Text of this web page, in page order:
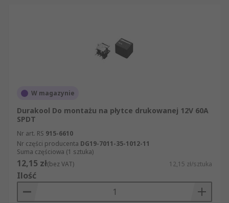
W magazynie
Durakool Do montażu na płytce drukowanej 12V 60A
SPDT
Nr art. RS 915-6610
Nr części producenta DG19-7011-35-1012-11
Suma częściowa (1 sztuka)
12,15 zł(bez VAT) 12,15 zł/sztuka
Ilość